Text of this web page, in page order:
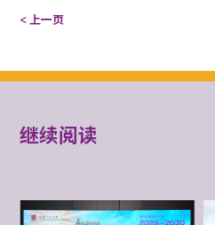
< 上一页
继续阅读